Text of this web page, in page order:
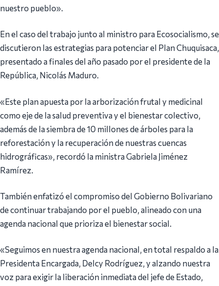
nuestro pueblo».
En el caso del trabajo junto al ministro para Ecosocialismo, se
discutieron las estrategias para potenciar el Plan Chuquisaca,
presentado a finales del año pasado por el presidente de la
República, Nicolás Maduro.
«Este plan apuesta por la arborización frutal y medicinal
como eje de la salud preventiva y el bienestar colectivo,
además de la siembra de 10 millones de árboles para la
reforestación y la recuperación de nuestras cuencas
hidrográficas», recordó la ministra Gabriela Jiménez
Ramírez.
También enfatizó el compromiso del Gobierno Bolivariano
de continuar trabajando por el pueblo, alineado con una
agenda nacional que prioriza el bienestar social.
«Seguimos en nuestra agenda nacional, en total respaldo a la
Presidenta Encargada, Delcy Rodríguez, y alzando nuestra
voz para exigir la liberación inmediata del jefe de Estado,